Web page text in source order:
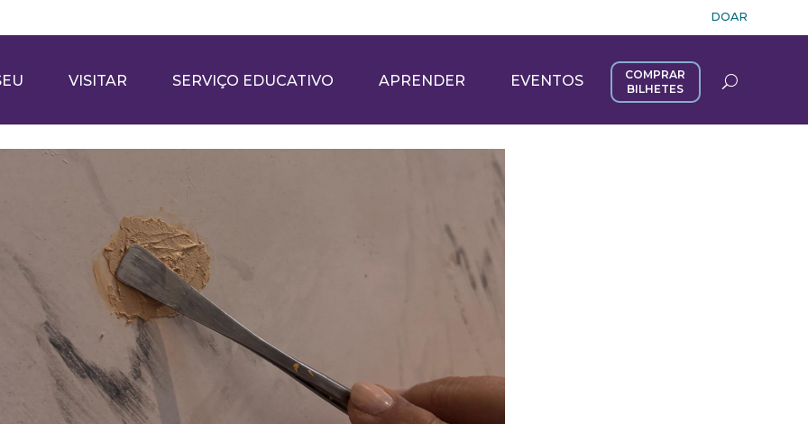
DOAR
VISITAR SERVIÇO EDUCATIVO APRENDER EVENTOS
COMPRAR
BILHETES